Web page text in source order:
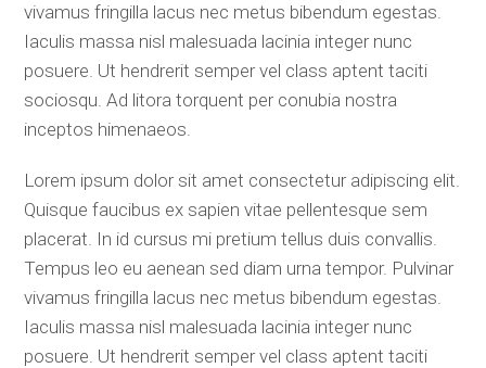
vivamus fringilla lacus nec metus bibendum egestas.
Iaculis massa nisl malesuada lacinia integer nunc
posuere. Ut hendrerit semper vel class aptent taciti
sociosqu. Ad litora torquent per conubia nostra
inceptos himenaeos.
Lorem ipsum dolor sit amet consectetur adipiscing elit.
Quisque faucibus ex sapien vitae pellentesque sem
placerat. In id cursus mi pretium tellus duis convallis.
Tempus leo eu aenean sed diam urna tempor. Pulvinar
vivamus fringilla lacus nec metus bibendum egestas.
Iaculis massa nisl malesuada lacinia integer nunc
posuere. Ut hendrerit semper vel class aptent taciti